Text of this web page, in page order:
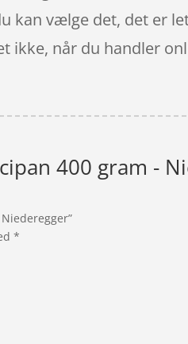
kan vælge det, det er
ikke, når du handler
400 gram -
*